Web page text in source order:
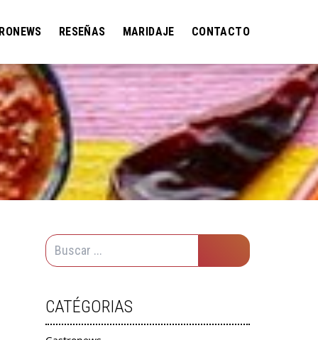
RESEÑAS MARIDAJE CONTACTO
CATÉGORIAS